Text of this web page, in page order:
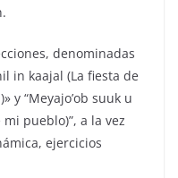
denominadas
in kaajal (La fiesta de
y “Meyajo’ob suuk u
pueblo)”, a la vez
ejercicios